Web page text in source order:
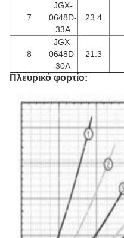
7
JGX-
0648D-
33A
23.4
8
JGX-
0648D-
30A
21.3
Πλευρικό φορτίο: